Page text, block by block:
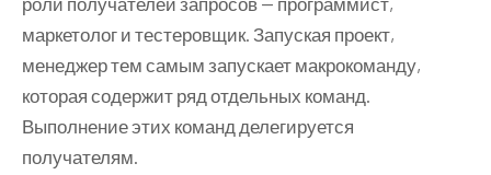
        volume
= v;
}
public void Execute()
}
}
interface
ICommand
{
маркетолог и тестеровщик. Запуская проект,
менеджер тем самым запускает макрокоманду,
которая содержит ряд отдельных команд.
Выполнение этих команд делегируется
получателям.